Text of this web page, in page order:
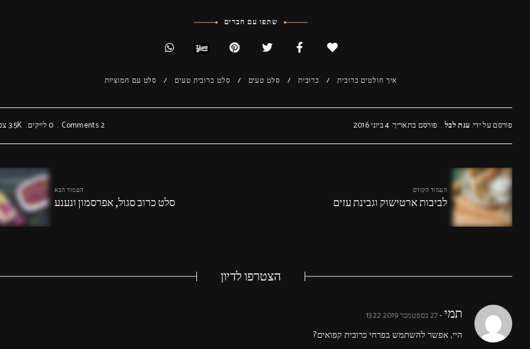
שתפו עם חברים
איך חולטים כרובית כרובית סלט טעים סלט כרובית טעים סלט עם חמוציות
פורסם על ידי: ענת לבל פורסם בתאריך: 4 ביוני 2016 2 Comments
0לייקים 3.5K
העמוד הקודם
לביבות ארטישוק וגבינת עזים
העמוד הבא
סלט כרוב סגול, אפרסמון ונענע
הצטרפו לדיון
תמיsays:
27 בספטמבר 2019 13:22
היי, אפשר להשתמש בפרחי כרובית קפואים?